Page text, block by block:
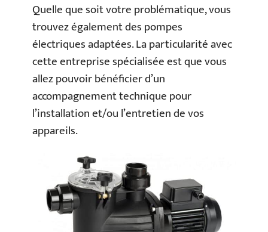
Quelle que soit votre problématique, vous
trouvez également des pompes
électriques adaptées. La particularité avec
cette entreprise spécialisée est que vous
allez pouvoir bénéficier d’un
accompagnement technique pour
l’installation et/ou l’entretien de vos
appareils.